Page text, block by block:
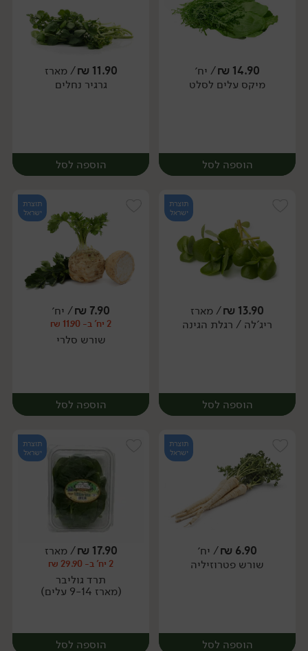
מארז יח׳
14.90
₪/ יח׳
מיקס עלים לסלט
הוספה לסל
יח׳
11.90
₪/ מארז
גרגיר נחלים
הוספה לסל
מארז
תוצרת
ישראל
13.90
₪/ מארז
ריג'לה / רגלת הגינה
הוספה לסל
מארז
תוצרת
ישראל
7.90
₪/ יח׳
2 יח' ב- 11.90 ₪
שורש סלרי
הוספה לסל
יח׳
תוצרת
ישראל
6.90
₪/ יח׳
שורש פטרוזיליה
הוספה לסל
תוצרת
ישראל
17.90
₪/ מארז
2 יח' ב- 29.90 ₪
תרד גוליבר
(מארז 9-14 עלים)
הוספה לסל